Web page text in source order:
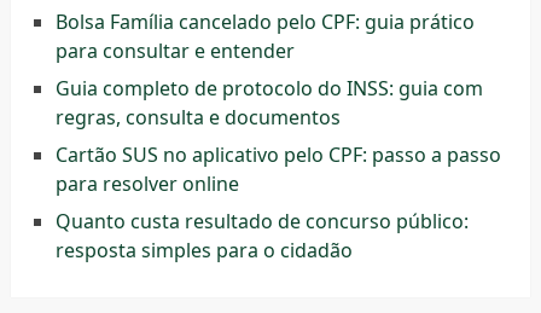
Bolsa Família cancelado pelo CPF: guia prático
para consultar e entender
Guia completo de protocolo do INSS: guia com
regras, consulta e documentos
Cartão SUS no aplicativo pelo CPF: passo a passo
para resolver online
Quanto custa resultado de concurso público:
resposta simples para o cidadão